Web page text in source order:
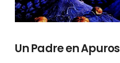
Un Padre en Apuros